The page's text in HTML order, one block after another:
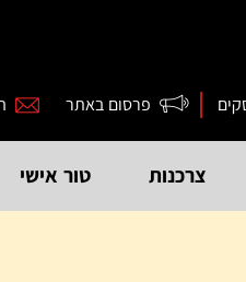
פרסום באתר
צרכנות טור אישי